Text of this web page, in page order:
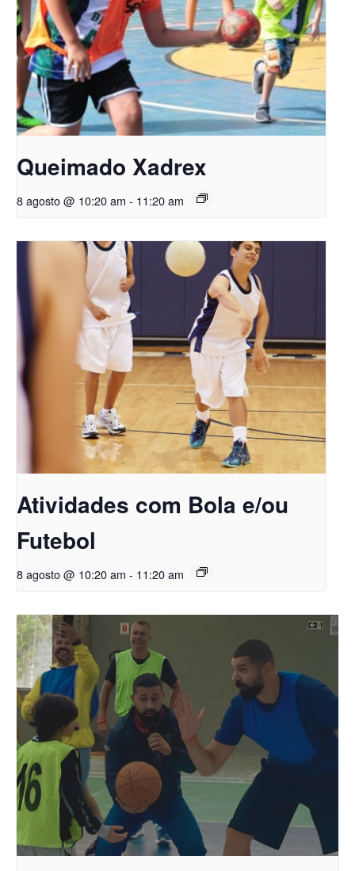
Queimado Xadrex
8 agosto @ 10:20 am - 11:20 am
Atividades com Bola e/ou
Futebol
8 agosto @ 10:20 am - 11:20 am